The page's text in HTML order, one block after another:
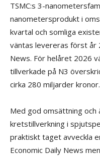
TSMC:s 3-
nanometersprodukt i
kvartal och somliga
väntas levereras först år
News. För helåret 2026
tillverkade på N3
cirka 280 miljarder kronor.
Med god omsättning och
kretstillverkning i
praktiskt taget avveckla
Economic Daily News